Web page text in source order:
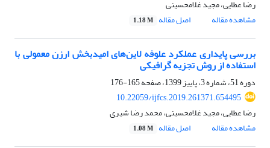
رضا عطایی، مجید غلامحسینی
مشاهده مقاله
اصل مقاله 1.18 M
بررسی پایداری عملکرد علوفه لاین‌های امیدبخش ارزن معمولی با
استفاده از روش تجزیه گرافیکی
دوره 51، شماره 3، پاییز 1399، صفحه
165-176
10.22059/ijfcs.2019.261371.654495
رضا عطایی، مجید غلامحسینی، محمد رضا شیری
مشاهده مقاله
اصل مقاله 1.08 M